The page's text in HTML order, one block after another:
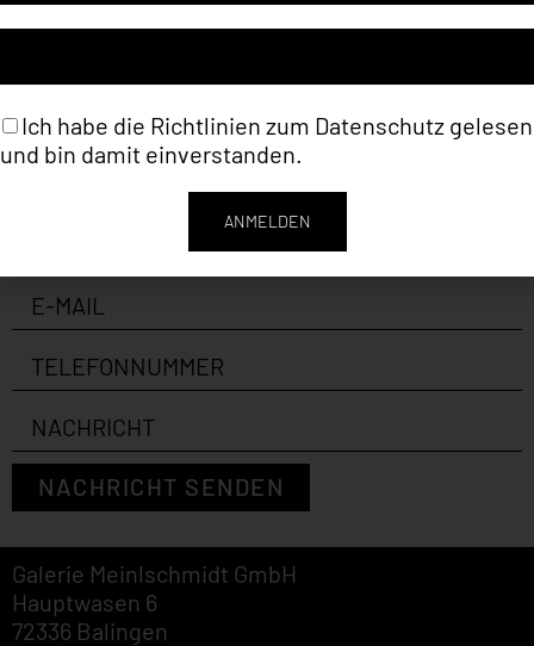
NACHRICHT SENDEN
Galerie Meinlschmidt GmbH
Hauptwasen 6
72336 Balingen
Ich habe die Richtlinien zum Datenschutz gelesen
und bin damit einverstanden.
ANMELDEN